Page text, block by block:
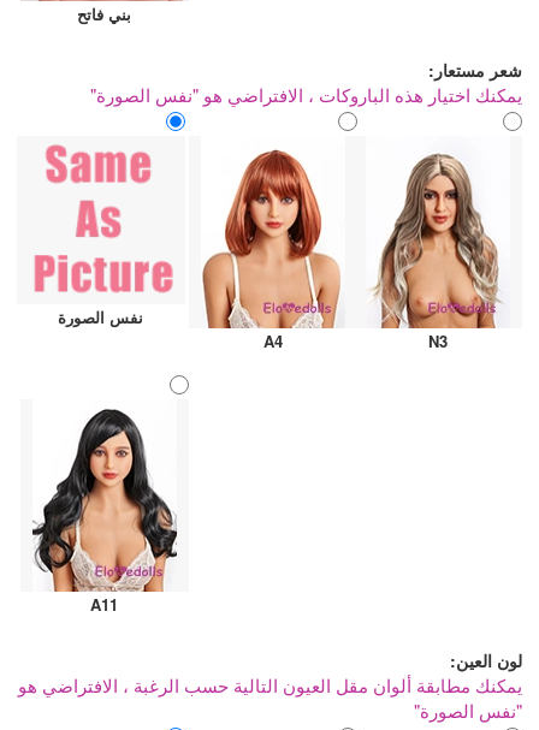
بني فاتح
شعر مستعار:
يمكنك اختيار هذه الباروكات ، الافتراضي هو "نفس الصورة"
نفس الصورة
A4
N3
A11
لون العين:
يمكنك مطابقة ألوان مقل العيون التالية حسب الرغبة ، الافتراضي هو
"نفس الصورة"